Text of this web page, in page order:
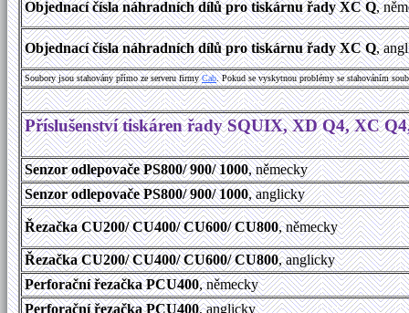
Objednací čísla náhradních dílů pro tiskárnu řady XC Q,
Objednací čísla náhradních dílů pro tiskárnu řady XC Q,
Soubory jsou stahovány přímo ze serveru firmyCab. Pokud se vyskytnou problémy se stahováním
Příslušenství tiskáren řady SQUIX, XD Q4, XC
Senzor odlepovače PS800/ 900/ 1000, německy
Senzor odlepovače PS800/ 900/ 1000, anglicky
Řezačka CU200/ CU400/ CU600/ CU800, německy
Řezačka CU200/ CU400/ CU600/ CU800, anglicky
Perforační řezačka PCU400, německy
Perforační řezačka PCU400, anglicky